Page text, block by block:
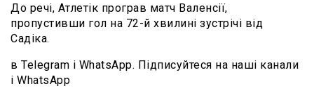
До речі, Атлетік програв матч Валенсії,
пропустивши гол на 72-й хвилині зустрічі від
Садіка.
в Telegram і WhatsApp. Підписуйтеся на наші канали
і WhatsApp